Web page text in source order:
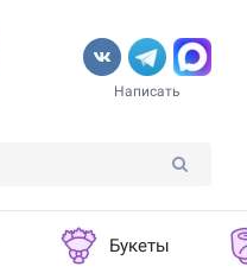
Написать
Букеты